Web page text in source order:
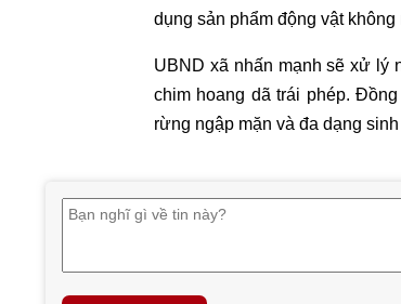
dụng sản phẩm động vật không
UBND xã nhấn mạnh sẽ xử lý
chim hoang dã trái phép.
rừng ngập mặn và đa dạng